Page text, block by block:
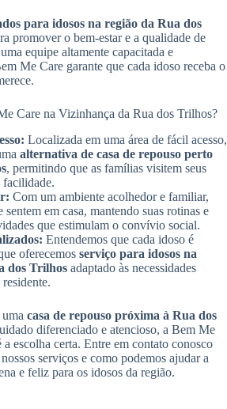
para idosos na região da Rua dos
promover o bem-estar e a qualidade de
equipe altamente capacitada e
Me Care garante que cada idoso receba o
Care na Vizinhança da Rua dos Trilhos?
Localizada em uma área de fácil acesso,
alternativa de casa de repouso perto
, permitindo que as famílias visitem seus
facilidade.
Com um ambiente acolhedor e familiar,
sentem em casa, mantendo suas rotinas e
que estimulam o convívio social.
Entendemos que cada idoso é
oferecemos serviço para idosos na
dos Trilhos adaptado às necessidades
casa de repouso próxima à Rua dos
diferenciado e atencioso, a Bem Me
escolha certa. Entre em contato conosco
serviços e como podemos ajudar a
e feliz para os idosos da região.